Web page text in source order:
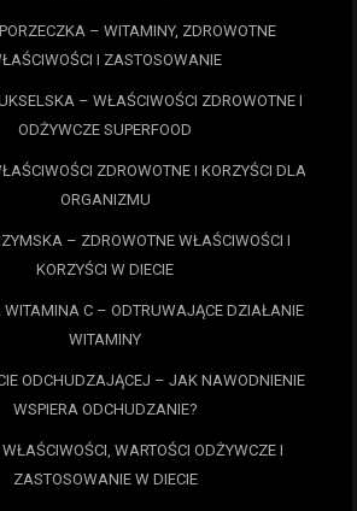
– WITAMINY, ZDROWOTNE
I ZASTOSOWANIE
– WŁAŚCIWOŚCI ZDROWOTNE I
ODŻYWCZE SUPERFOOD
ZDROWOTNE I KORZYŚCI DLA
ORGANIZMU
– ZDROWOTNE WŁAŚCIWOŚCI I
KORZYŚCI W DIECIE
C – ODTRUWAJĄCE DZIAŁANIE
WITAMINY
ODCHUDZAJĄCEJ – JAK NAWODNIENIE
WSPIERA ODCHUDZANIE?
WARTOŚCI ODŻYWCZE I
ZASTOSOWANIE W DIECIE